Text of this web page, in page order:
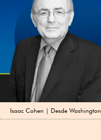
Isaac Cohen | Desde Washington